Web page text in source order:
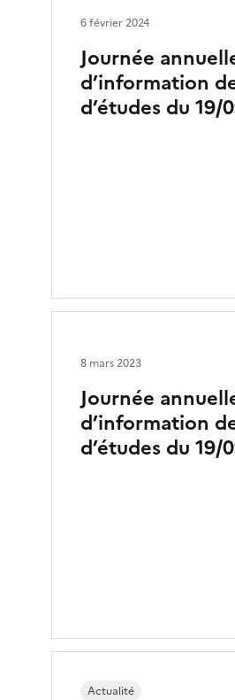
Journée
d’information
d’études du 19/
6 février 2024
Journée
d’information
d’études du 19/
8 mars 2023
Actualité